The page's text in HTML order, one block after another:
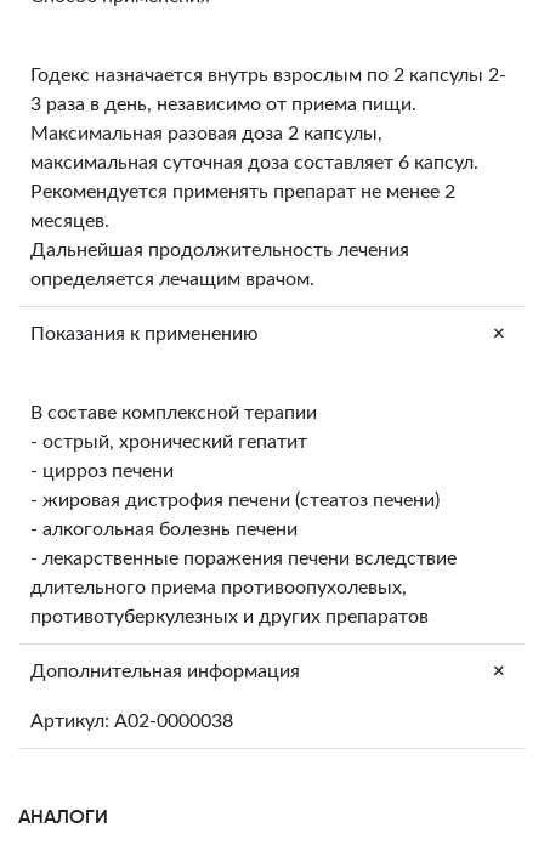
Годекс назначается внутрь взрослым по 2 капсулы 2-
3 раза в день, независимо от приема пищи.
Максимальная разовая доза 2 капсулы,
максимальная суточная доза составляет 6 капсул.
Рекомендуется применять препарат не менее 2
месяцев.
Дальнейшая продолжительность лечения
определяется лечащим врачом.
Показания к применению +
В составе комплексной терапии
- острый, хронический гепатит
- цирроз печени
- жировая дистрофия печени (стеатоз печени)
- алкогольная болезнь печени
- лекарственные поражения печени вследствие
длительного приема противоопухолевых,
противотуберкулезных и других препаратов
Дополнительная информация +
Артикул: A02-0000038
АНАЛОГИ